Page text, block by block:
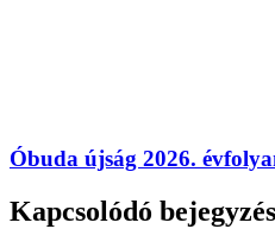
Óbuda újság 2026.
Kapcsolódó